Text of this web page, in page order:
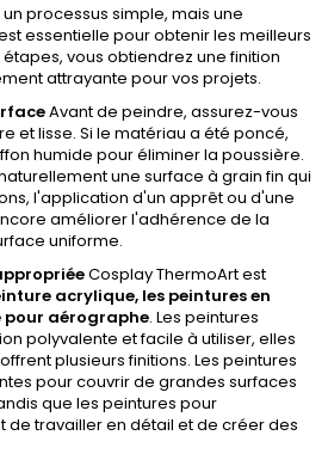
un processus simple, mais une
essentielle pour obtenir les meilleurs
étapes, vous obtiendrez une finition
attrayante pour vos projets.
Avant de peindre, assurez-vous
et lisse. Si le matériau a été poncé,
humide pour éliminer la poussière.
une surface à grain fin qui
l'application d'un apprêt ou d'une
améliorer l'adhérence de la
uniforme.
Cosplay ThermoArt est
acrylique, les peintures en
pour aérographe. Les peintures
polyvalente et facile à utiliser, elles
plusieurs finitions. Les peintures
pour couvrir de grandes surfaces
que les peintures pour
travailler en détail et de créer des